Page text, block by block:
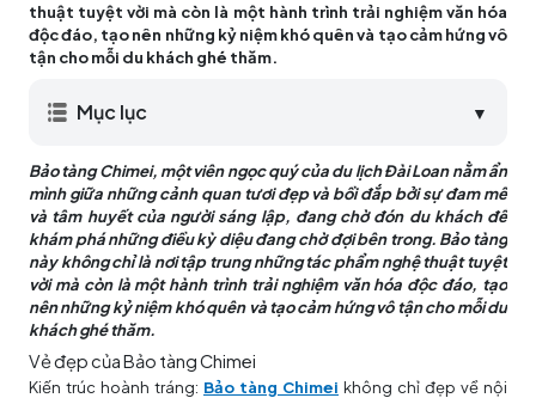
thuật tuyệt vời mà còn là một hành trình trải nghiệm văn hóa
độc đáo, tạo nên những kỷ niệm khó quên và tạo cảm hứng vô
tận cho mỗi du khách ghé thăm.
Mục lục ▼
Bảo tàng Chimei, một viên ngọc quý của du lịch Đài Loan nằm ẩn
mình giữa những cảnh quan tươi đẹp và bồi đắp bởi sự đam mê
và tâm huyết của người sáng lập, đang chờ đón du khách để
khám phá những điều kỳ diệu đang chờ đợi bên trong. Bảo tàng
này không chỉ là nơi tập trung những tác phẩm nghệ thuật tuyệt
vời mà còn là một hành trình trải nghiệm văn hóa độc đáo, tạo
nên những kỷ niệm khó quên và tạo cảm hứng vô tận cho mỗi du
khách ghé thăm.
Vẻ đẹp của Bảo tàng Chimei
Kiến trúc hoành tráng: Bảo tàng Chimei không chỉ đẹp về nội